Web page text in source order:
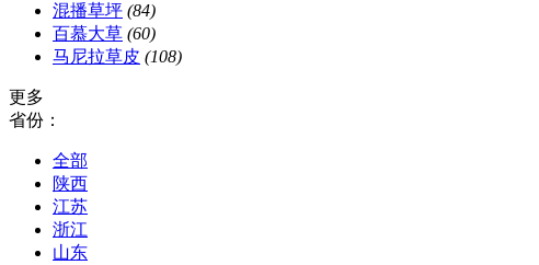
混播草坪 (84)
百慕大草 (60)
马尼拉草皮 (108)
更多
省份：
全部
陕西
江苏
浙江
山东